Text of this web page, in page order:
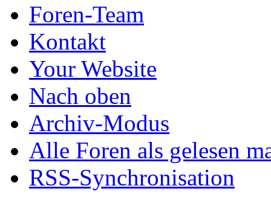
Foren-Team
Kontakt
Your Website
Nach oben
Archiv-Modus
Alle Foren als gelesen
RSS-Synchronisation